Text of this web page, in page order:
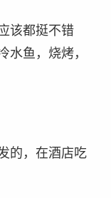
该都挺不错
水鱼，烧烤，
的，在酒店吃